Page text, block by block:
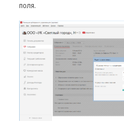
поля.